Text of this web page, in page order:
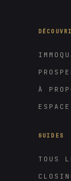
À
GUIDES
TOUS